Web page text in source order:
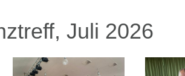
Juli 2026